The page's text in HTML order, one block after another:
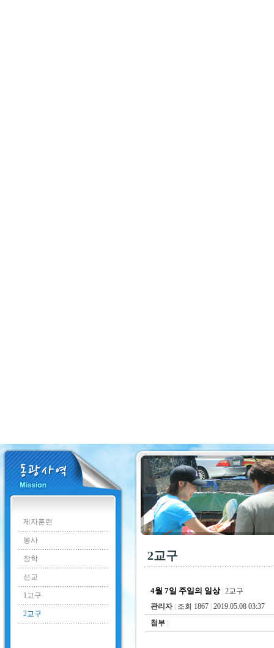
제자훈련
봉사
장학
선교
1교구
2교구
2교구
4월 7일 주일의 일상 2교구
관리자
조회 1867 2019.05.08 03:37
첨부